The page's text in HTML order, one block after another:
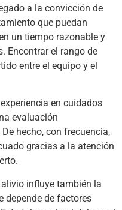
a la convicción de
que puedan
un tiempo razonable y
Encontrar el rango de
entre el equipo y el
en cuidados
evaluación
hecho, con frecuencia,
gracias a la atención
influye también la
depende de factores